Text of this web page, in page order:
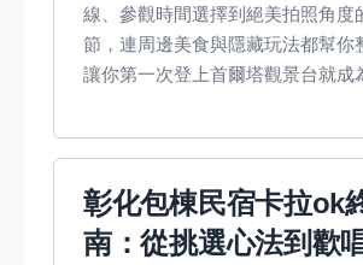
線、參觀時間選擇到絕美拍照角度
節，連周邊美食與隱藏玩法都幫你
讓你第一次登上首爾塔觀景台就成
彰化包棟民宿卡拉ok
南：從挑選心法到歡